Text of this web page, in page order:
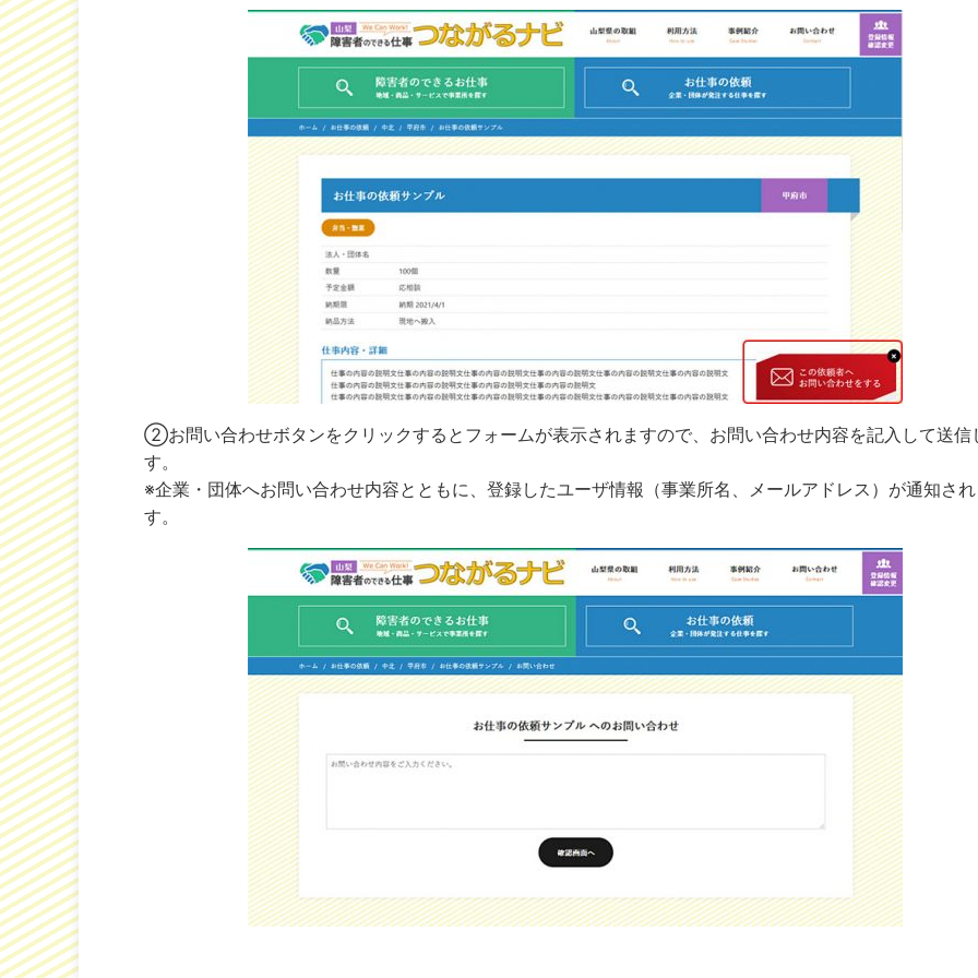
②お問い合わせボタンをクリックするとフォームが表示されますので、お問い合わせ内容を記入して送信
す。
※企業・団体へお問い合わせ内容とともに、登録したユーザ情報（事業所名、メールアドレス）が通知さ
す。